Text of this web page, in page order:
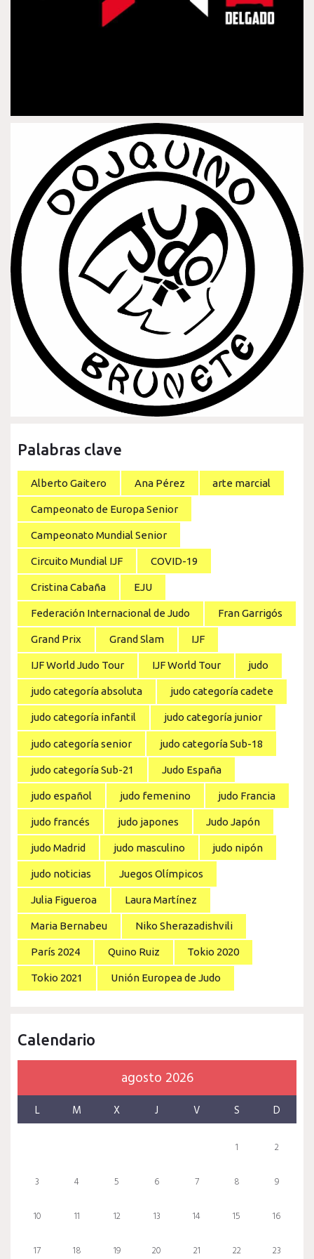
Palabras clave
Alberto Gaitero Ana Pérez arte marcial
Campeonato de Europa Senior
Campeonato Mundial Senior
Circuito Mundial IJF COVID-19
Cristina Cabaña EJU
Federación Internacional de Judo Fran Garrigós
Grand Prix Grand Slam IJF
IJF World Judo Tour IJF World Tour judo
judo categoría absoluta judo categoría cadete
judo categoría infantil judo categoría junior
judo categoría senior judo categoría Sub-18
judo categoría Sub-21 Judo España
judo español judo femenino judo Francia
judo francés judo japones Judo Japón
judo Madrid judo masculino judo nipón
judo noticias Juegos Olímpicos
Julia Figueroa Laura Martínez
Maria Bernabeu Niko Sherazadishvili
París 2024 Quino Ruiz Tokio 2020
Tokio 2021 Unión Europea de Judo
Calendario
agosto 2026
L M X J V S D
1 2
3 4 5 6 7 8 9
10 11 12 13 14 15 16
17 18 19 20 21 22 23